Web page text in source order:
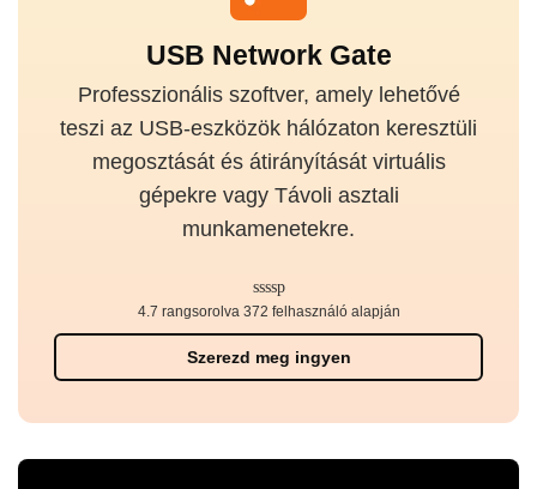
USB Network Gate
Professzionális szoftver, amely lehetővé
teszi az USB-eszközök hálózaton keresztüli
megosztását és átirányítását virtuális
gépekre vagy Távoli asztali
munkamenetekre.
Szerezd meg ingyen
4.7 rangsorolva 372 felhasználó alapján